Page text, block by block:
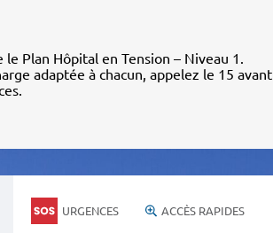
Plan Hôpital en Tension – Niveau 1.
adaptée à chacun, appelez le 15 avant
URGENCES ACCÈS RAPIDES